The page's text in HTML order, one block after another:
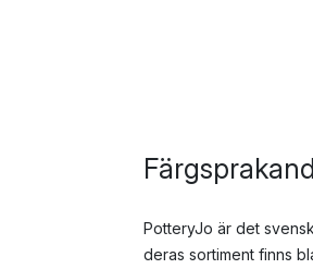
PotteryJo är det
deras sortiment finns